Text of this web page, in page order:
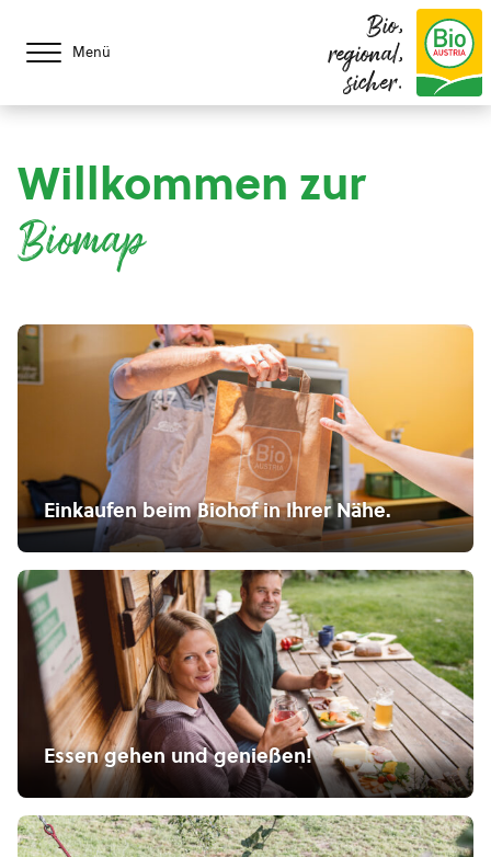
Menü
Bio,
regional,
sicher.
Willkommen zur
Biomap
Einkaufen beim Biohof in Ihrer Nähe.
Essen gehen und genießen!